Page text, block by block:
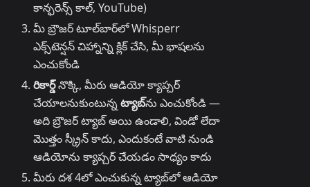
కాన్ఫరెన్స్ కాల్, YouTube)
మీ బ్రౌజర్ టూల్‌బార్‌లో Whisperr
ఎక్స్‌టెన్షన్ చిహ్నాన్ని క్లిక్ చేసి, మీ భాషలను
ఎంచుకోండి
రికార్డ్నొక్కి, మీరు ఆడియో క్యాప్చర్
చేయాలనుకుంటున్న ట్యాబ్‌ను ఎంచుకోండి —
అది బ్రౌజర్ ట్యాబ్ అయి ఉండాలి, విండో లేదా
మొత్తం స్క్రీన్ కాదు, ఎందుకంటే వాటి నుండి
ఆడియోను క్యాప్చర్ చేయడం సాధ్యం కాదు
మీరు దశ 4లో ఎంచుకున్న ట్యాబ్‌లో ఆడియో